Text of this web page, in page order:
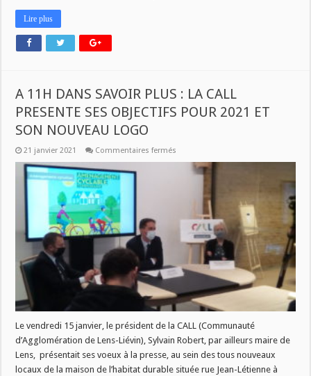
Lire plus
A 11H DANS SAVOIR PLUS : LA CALL
PRESENTE SES OBJECTIFS POUR 2021 ET
SON NOUVEAU LOGO
21 janvier 2021 Commentaires fermés
DANS
CALL
PRESENTE
SES
OBJECTIFS
2021
ET
NOUVEAU
LOGO
Le vendredi 15 janvier, le président de la CALL (Communauté
d’Agglomération de Lens-Liévin), Sylvain Robert, par ailleurs maire de
Lens, présentait ses voeux à la presse, au sein des tous nouveaux
locaux de la maison de l’habitat durable située rue Jean-Létienne à